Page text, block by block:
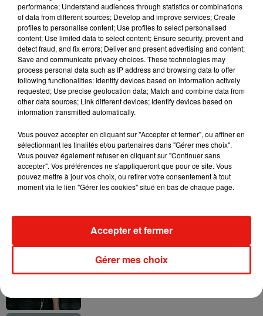
7 août 2026
Julien Lieb s’essaye à la vie de chatelain
dans son nouveau clip
Madonna sort enfin le remix de « Love
Sensation » avec Kylie Minogue
Tayc et Didi B dévoilent le single le plus
Angèle et Amélie Lens dévoilent leur
collaboration tant attendue
performance; Understand audiences through statistics or combinations
of data from different sources; Develop and improve services; Create
profiles to personalise content; Use profiles to select personalised
content; Use limited data to select content; Ensure security, prevent and
detect fraud, and fix errors; Deliver and present advertising and content;
Save and communicate privacy choices. These technologies may
process personal data such as IP address and browsing data to offer
following functionalities: Identify devices based on information actively
requested; Use precise geolocation data; Match and combine data from
other data sources; Link different devices; Identify devices based on
information transmitted automatically.
Vous pouvez accepter en cliquant sur "Accepter et fermer", ou affiner en
sélectionnant les finalités et/ou partenaires dans "Gérer mes choix".
Vous pouvez également refuser en cliquant sur "Continuer sans
accepter". Vos préférences ne s'appliqueront que pour ce site. Vous
pouvez mettre à jour vos choix, ou retirer votre consentement à tout
moment via le lien "Gérer les cookies" situé en bas de chaque page.
Gérer mes choix
Accepter et fermer